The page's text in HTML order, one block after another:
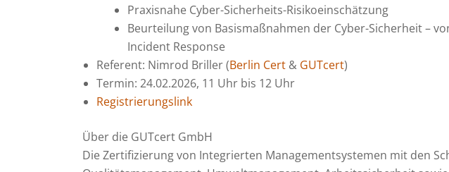
Praxisnahe Cyber-Sicherheits-Risikoeinschätzung
Beurteilung von Basismaßnahmen der Cyber-Sicherheit –
Incident Response
Referent: Nimrod Briller (Berlin Cert & GUTcert)
Termin: 24.02.2026, 11 Uhr bis 12 Uhr
Registrierungslink
Über die GUTcert GmbH
Die Zertifizierung von Integrierten Managementsystemen mit den